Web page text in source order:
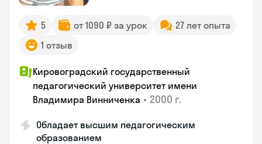
5 от 1090 ₽ за урок
27 лет опыта
1 отзыв
Кировоградский государственный
педагогический университет имени
Владимира Винниченка • 2000 г.
Обладает высшим педагогическим
образованием